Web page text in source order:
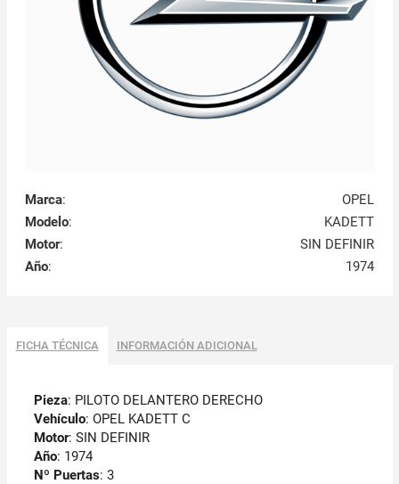
Marca:
OPEL
Modelo:
KADETT
Motor:
SIN DEFINIR
Año: 1974
FICHA TÉCNICA INFORMACIÓN ADICIONAL
Pieza: PILOTO DELANTERO DERECHO
Vehículo: OPEL KADETT C
Motor: SIN DEFINIR
Año: 1974
Nº Puertas: 3